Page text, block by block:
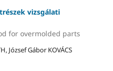
vizsgálati
for overmolded parts
József Gábor KOVÁCS